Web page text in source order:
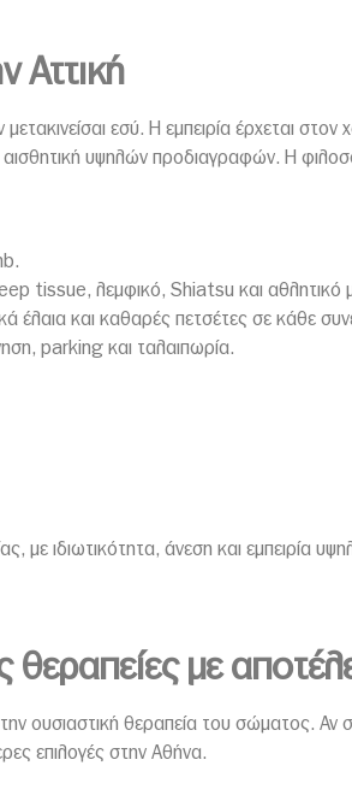
Αττική
εσύ. Η εμπειρία έρχεται
αισθητική υψηλών προδιαγραφών. Η
tissue, λεμφικό, Shiatsu και αθλητικό
έλαια και καθαρές πετσέτες σε κάθε
parking και ταλαιπωρία.
με ιδιωτικότητα, άνεση και εμπειρία
θεραπείες με
ουσιαστική θεραπεία του σώματος. Αν
επιλογές στην Αθήνα.